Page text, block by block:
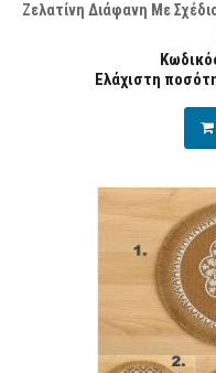
Ζελατίνη Διάφανη Με
Ελάχιστη